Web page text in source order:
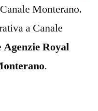
Monterano.
a Canale
Agenzie Royal
.